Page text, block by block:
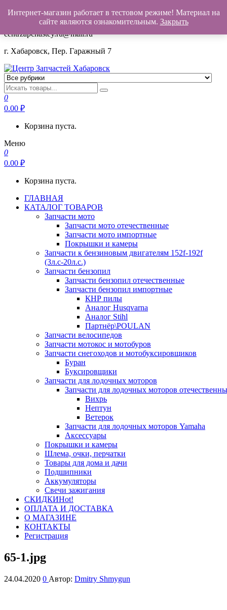
+7(962)503-00-25
centrzapchastey.ru@mail.ru
г. Хабаровск, Пер. Гаражный 7
Центр Запчастей Хабаровск
Запчасти для авто,
мото,бензопил,велосипедов,снегоходов,бензопил и т.д.
Хабаровск
0
0.00 ₽
Корзина пуста.
Меню
0
0.00 ₽
Корзина пуста.
ГЛАВНАЯ
КАТАЛОГ ТОВАРОВ
Запчасти мото
Запчасти мото отечественные
Запчасти мото импортные
Покрышки и камеры
Запчасти к бензиновым двигателям 152f-192f
(3л.с-20л.с.)
Запчасти бензопил
Запчасти бензопил отечественные
Запчасти бензопил импортные
КНР пилы
Аналог Husqvarna
Аналог Stihl
Партнёр\POULAN
Запчасти велосипедов
Запчасти мотокос и мотобуров
Запчасти снегоходов и мотобуксировщиков
Буран
Буксировщики
Запчасти для лодочных моторов
Запчасти для лодочных моторов
Вихрь
Нептун
Ветерок
Запчасти для лодочных моторов Yamaha
Аксессуары
Покрышки и камеры
Шлема, очки, перчатки
Товары для дома и дачи
Подшипники
Аккумуляторы
Свечи зажигания
СКИДКИHot!
ОПЛАТА И ДОСТАВКА
О МАГАЗИНЕ
КОНТАКТЫ
Регистрация
65-1.jpg
24.04.2020 0 Автор: Dmitry Shmygun
Интернет-магазин работает в тестовом режиме! Материал на
сайте являются ознакомительным. Закрыть